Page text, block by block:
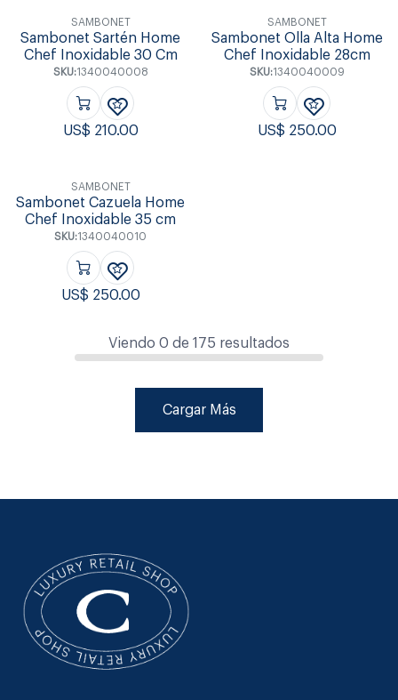
SAMBONET
Sambonet Sartén Home
Chef Inoxidable 30 Cm
SKU:1340040008
US$ 210.00
SAMBONET
Sambonet Olla Alta Home
Chef Inoxidable 28cm
SKU:1340040009
US$ 250.00
SAMBONET
Sambonet Cazuela Home
Chef Inoxidable 35 cm
SKU:1340040010
US$ 250.00
Viendo 0 de 175 resultados
Cargar Más